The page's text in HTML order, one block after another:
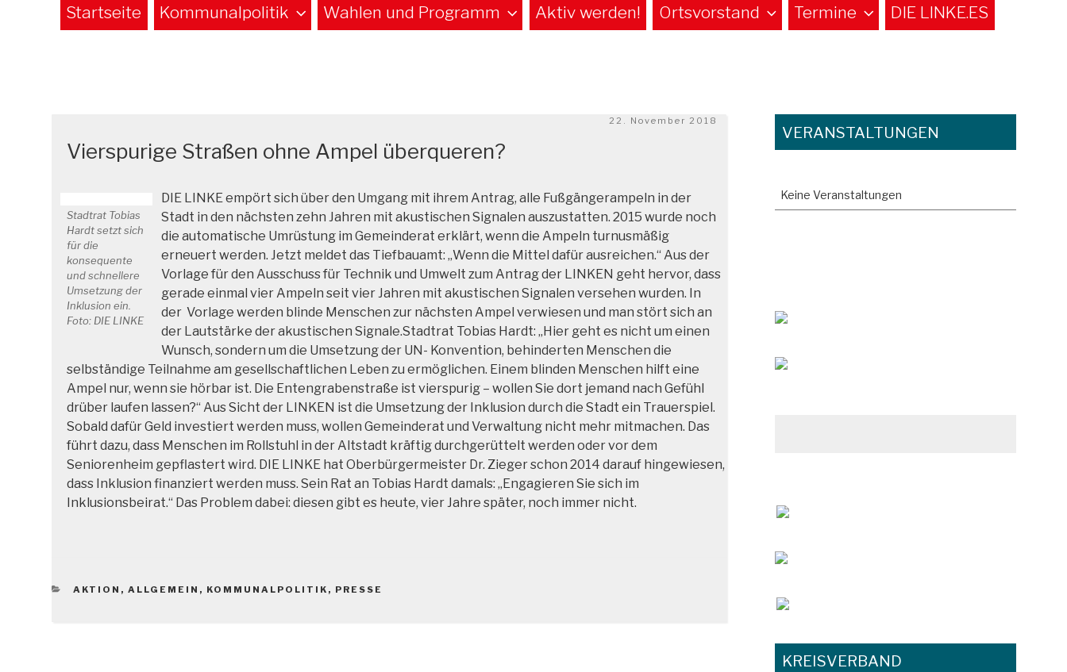
Startseite Kommunalpolitik Wahlen und Programm Aktiv werden! Ortsvorstand Termine DIE LINKE.ES
Veröffentlicht
22. November 2018
Vierspurige Straßen ohne Ampel überqueren?
Stadtrat Tobias
Hardt setzt sich
für die
konsequente
und schnellere
Umsetzung der
Inklusion ein.
Foto: DIE LINKE
DIE LINKE empört sich über den Umgang mit ihrem Antrag, alle Fußgängerampeln in der
Stadt in den nächsten zehn Jahren mit akustischen Signalen auszustatten. 2015 wurde noch
die automatische Umrüstung im Gemeinderat erklärt, wenn die Ampeln turnusmäßig
erneuert werden. Jetzt meldet das Tiefbauamt: „Wenn die Mittel dafür ausreichen.“ Aus der
Vorlage für den Ausschuss für Technik und Umwelt zum Antrag der LINKEN geht hervor, dass
gerade einmal vier Ampeln seit vier Jahren mit akustischen Signalen versehen wurden. In
der Vorlage werden blinde Menschen zur nächsten Ampel verwiesen und man stört sich an
der Lautstärke der akustischen Signale.Stadtrat Tobias Hardt: „Hier geht es nicht um einen
Wunsch, sondern um die Umsetzung der UN- Konvention, behinderten Menschen die
selbständige Teilnahme am gesellschaftlichen Leben zu ermöglichen. Einem blinden Menschen hilft eine
Ampel nur, wenn sie hörbar ist. Die Entengrabenstraße ist vierspurig – wollen Sie dort jemand nach Gefühl
drüber laufen lassen?“ Aus Sicht der LINKEN ist die Umsetzung der Inklusion durch die Stadt ein Trauerspiel.
Sobald dafür Geld investiert werden muss, wollen Gemeinderat und Verwaltung nicht mehr mitmachen. Das
führt dazu, dass Menschen im Rollstuhl in der Altstadt kräftig durchgerüttelt werden oder vor dem
Seniorenheim gepflastert wird. DIE LINKE hat Oberbürgermeister Dr. Zieger schon 2014 darauf hingewiesen,
dass Inklusion finanziert werden muss. Sein Rat an Tobias Hardt damals: „Engagieren Sie sich im
Inklusionsbeirat.“ Das Problem dabei: diesen gibt es heute, vier Jahre später, noch immer nicht.
KATEGORIEN
AKTION , ALLGEMEIN , KOMMUNALPOLITIK , PRESSE
VERANSTALTUNGEN
Keine Veranstaltungen
KREISVERBAND